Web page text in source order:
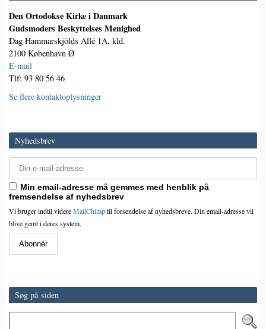
Den Ortodokse Kirke i Danmark
Gudsmoders Beskyttelses Menighed
Dag Hammarskjölds Allé 1A, kld.
2100 København Ø
E-mail
Tlf: 93 80 56 46
Se flere kontaktoplysninger
Nyhedsbrev
Min email-adresse må gemmes med henblik på
fremsendelse af nyhedsbrev
Vi bruger indtil videreMailChimptil forsendelse af nyhedsbreve. Din email-adresse vil
blive gemt i deres system.
Søg på siden